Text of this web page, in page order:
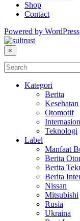
Shop
Contact
Powered by WordPress
×
Kategori
Berita
Kesehatan
Otomotif
Teknologi
Label
Manfaat
Berita
Berita
Berita
Nissan
Mitsubishi
Rusia
Ukraina